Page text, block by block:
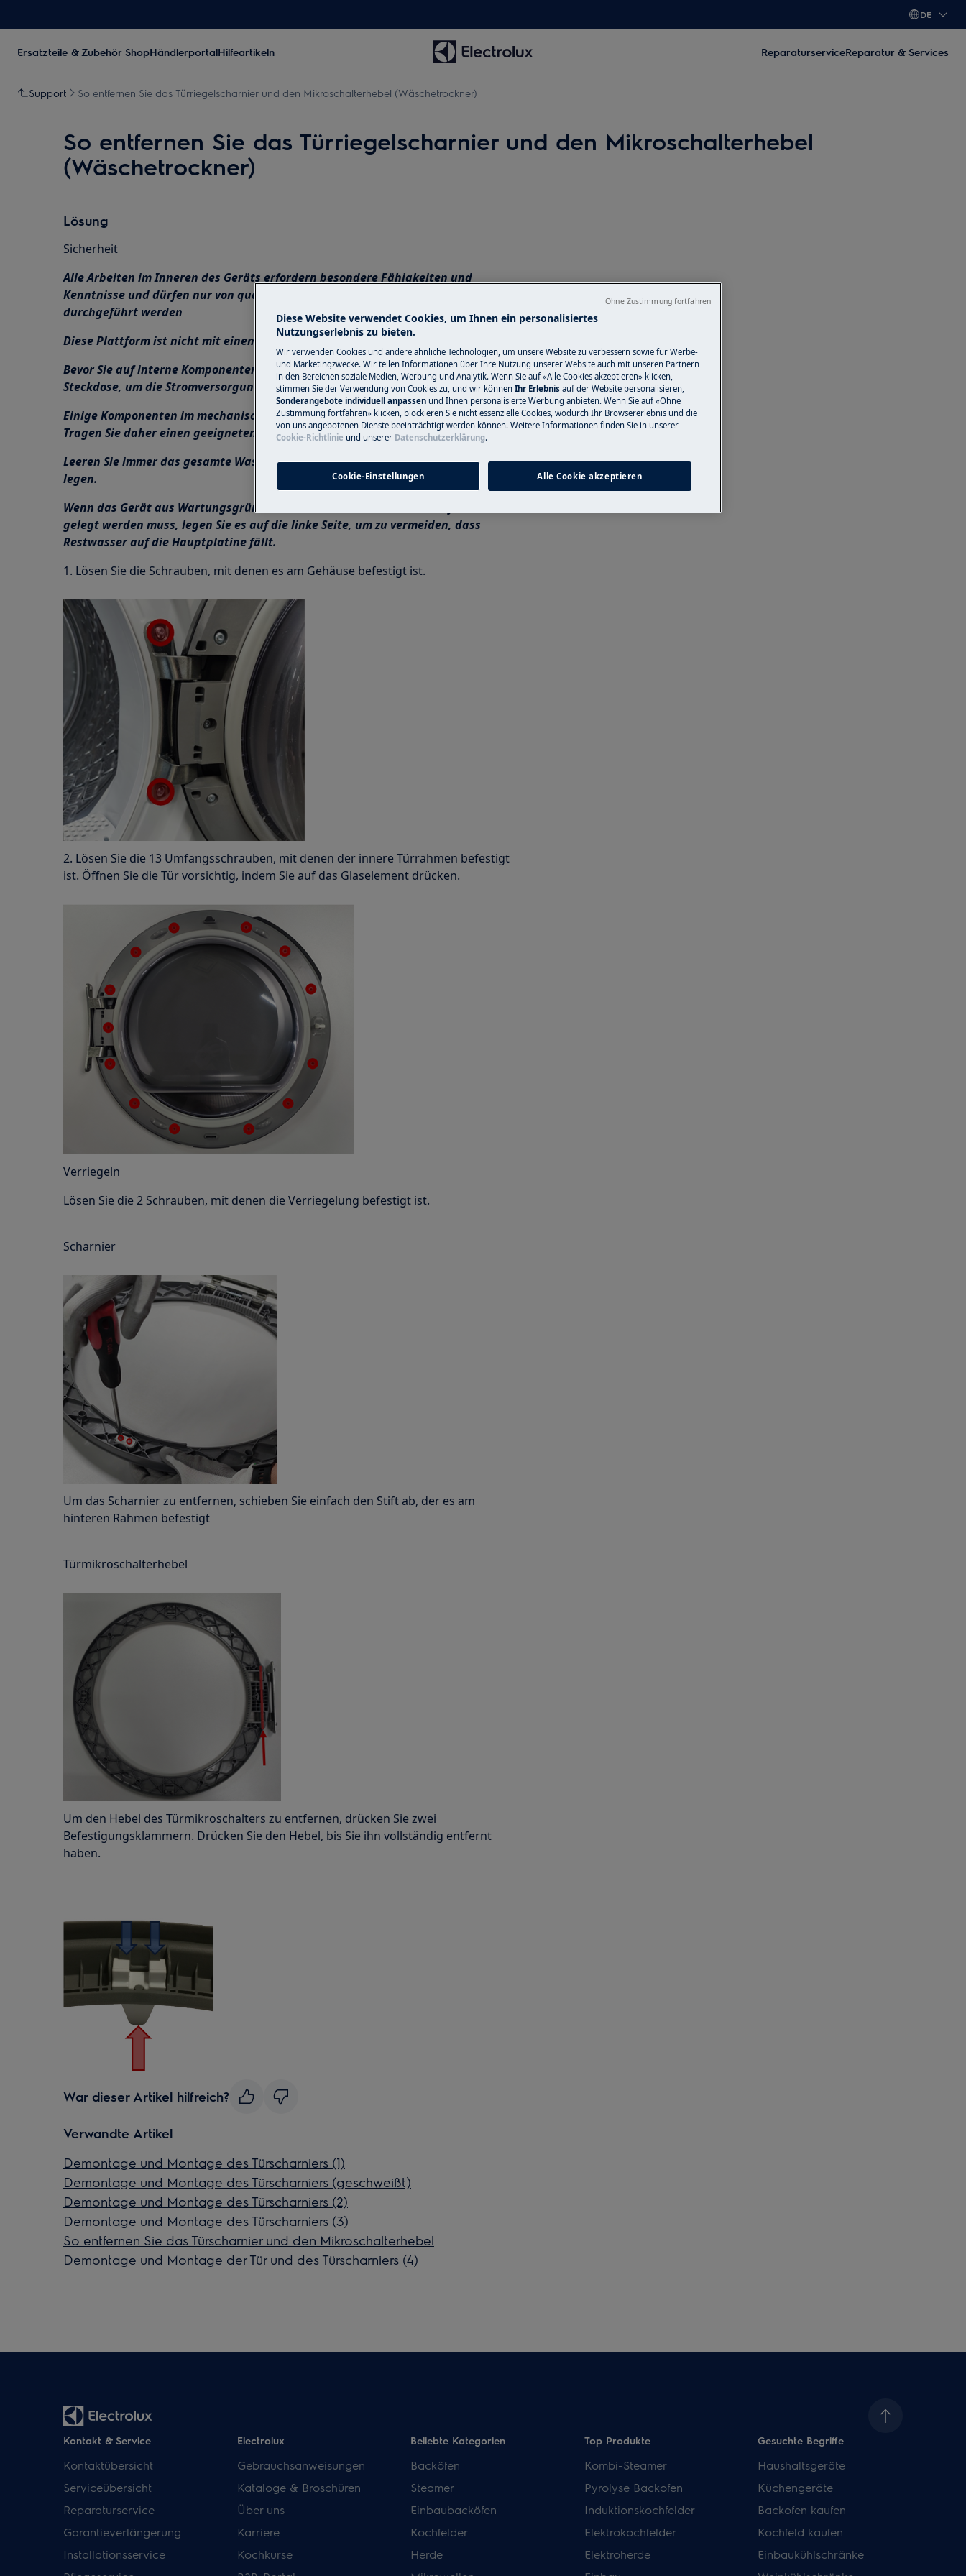
DE
Ersatzteile & Zubehör ShopHändlerportalHilfeartikeln ReparaturserviceReparatur & Services
Support So entfernen Sie das Türriegelscharnier und den Mikroschalterhebel (Wäschetrockner)
So entfernen Sie das Türriegelscharnier und den Mikroschalterhebel
(Wäschetrockner)
Lösung
Sicherheit
Alle Arbeiten im Inneren des Geräts erfordern besondere Fähigkeiten und
Kenntnisse und dürfen nur von qualifizierten und autorisierten Servicetechnikern
durchgeführt werden
Diese Plattform ist nicht mit einem EIN/AUS-Schalter ausgestattet.
Bevor Sie auf interne Komponenten zugreifen, ziehen Sie den Stecker aus der
Steckdose, um die Stromversorgung zu unterbrechen.
Einige Komponenten im mechanischen Teil können zu Verletzungen führen.
Tragen Sie daher einen geeigneten Schutz und gehen Sie vorsichtig vor.
Leeren Sie immer das gesamte Wasser aus dem Gerät, bevor Sie es auf die Seite
legen.
Wenn das Gerät aus Wartungsgründen oder aus anderen Gründen auf die Seite
gelegt werden muss, legen Sie es auf die linke Seite, um zu vermeiden, dass
Restwasser auf die Hauptplatine fällt.
1. Lösen Sie die Schrauben, mit denen es am Gehäuse befestigt ist.
2. Lösen Sie die 13 Umfangsschrauben, mit denen der innere Türrahmen befestigt
ist. Öffnen Sie die Tür vorsichtig, indem Sie auf das Glaselement drücken.
Verriegeln
Lösen Sie die 2 Schrauben, mit denen die Verriegelung befestigt ist.
Scharnier
Um das Scharnier zu entfernen, schieben Sie einfach den Stift ab, der es am
hinteren Rahmen befestigt
Türmikroschalterhebel
Um den Hebel des Türmikroschalters zu entfernen, drücken Sie zwei
Befestigungsklammern. Drücken Sie den Hebel, bis Sie ihn vollständig entfernt
haben.
War dieser Artikel hilfreich?
Verwandte Artikel
Demontage und Montage des Türscharniers (1)
Demontage und Montage des Türscharniers (geschweißt)
Demontage und Montage des Türscharniers (2)
Demontage und Montage des Türscharniers (3)
So entfernen Sie das Türscharnier und den Mikroschalterhebel
Demontage und Montage der Tür und des Türscharniers (4)
Kontakt & Service
Kontaktübersicht
Serviceübersicht
Reparaturservice
Garantieverlängerung
Installationsservice
Electrolux
Gebrauchsanweisungen
Kataloge & Broschüren
Über uns
Karriere
Kochkurse
Beliebte Kategorien
Backöfen
Steamer
Einbaubacköfen
Kochfelder
Herde
Top Produkte
Kombi-Steamer
Pyrolyse Backofen
Induktionskochfelder
Elektrokochfelder
Elektroherde
Gesuchte Begriffe
Haushaltsgeräte
Küchengeräte
Backofen kaufen
Kochfeld kaufen
Einbaukühlschränke
Diese Website verwendet Cookies, um Ihnen ein personalisiertes
Nutzungserlebnis zu bieten.
Wir verwenden Cookies und andere ähnliche Technologien, um unsere Website zu verbessern sowie für Werbe-
und Marketingzwecke. Wir teilen Informationen über Ihre Nutzung unserer Website auch mit unseren Partnern
in den Bereichen soziale Medien, Werbung und Analytik. Wenn Sie auf «Alle Cookies akzeptieren» klicken,
stimmen Sie der Verwendung von Cookies zu, und wir können Ihr Erlebnis auf der Website personalisieren,
Sonderangebote individuell anpassen und Ihnen personalisierte Werbung anbieten. Wenn Sie auf «Ohne
Zustimmung fortfahren» klicken, blockieren Sie nicht essenzielle Cookies, wodurch Ihr Browsererlebnis und die
von uns angebotenen Dienste beeinträchtigt werden können. Weitere Informationen finden Sie in unserer
Cookie-Richtlinie und unserer Datenschutzerklärung.
Cookie-Einstellungen Alle Cookie akzeptieren
Ohne Zustimmung fortfahren